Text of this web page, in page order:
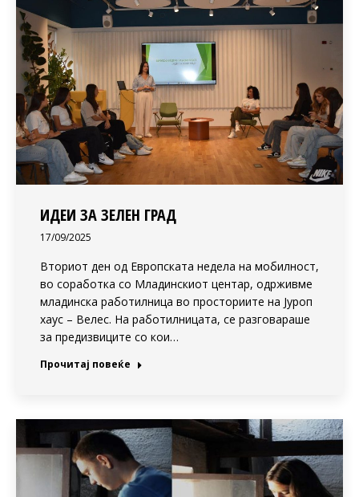
ИДЕИ ЗА ЗЕЛЕН ГРАД
17/09/2025
Вториот ден од Европската недела на мобилност,
во соработка со Младинскиот центар, одрживме
младинска работилница во просториите на Јуроп
хаус – Велес. На работилницата, се разговараше
за предизвиците со кои…
Прочитај повеќе